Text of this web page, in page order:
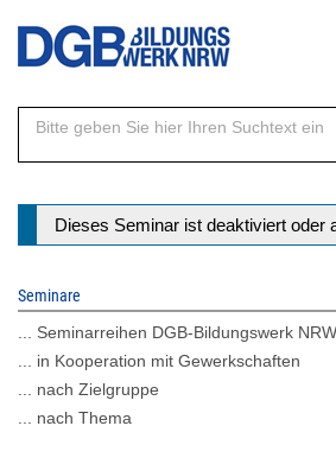
Direkt
Inhalt
Statusmeldung
Dieses Seminar ist deaktiviert oder
Seminare
... Seminarreihen DGB-Bildungswerk NRW
... in Kooperation mit Gewerkschaften
... nach Zielgruppe
... nach Thema